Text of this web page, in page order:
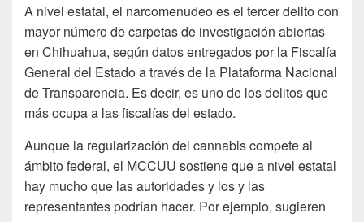
A nivel estatal, el narcomenudeo es el tercer delito con
mayor número de carpetas de investigación abiertas
en Chihuahua, según datos entregados por la Fiscalía
General del Estado a través de la Plataforma Nacional
de Transparencia. Es decir, es uno de los delitos que
más ocupa a las fiscalías del estado.
Aunque la regularización del cannabis compete al
ámbito federal, el MCCUU sostiene que a nivel estatal
hay mucho que las autoridades y los y las
representantes podrían hacer. Por ejemplo, sugieren